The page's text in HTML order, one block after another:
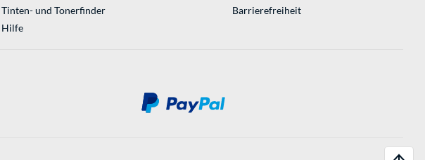
Tinten- und Tonerfinder
Hilfe
Barrierefreiheit